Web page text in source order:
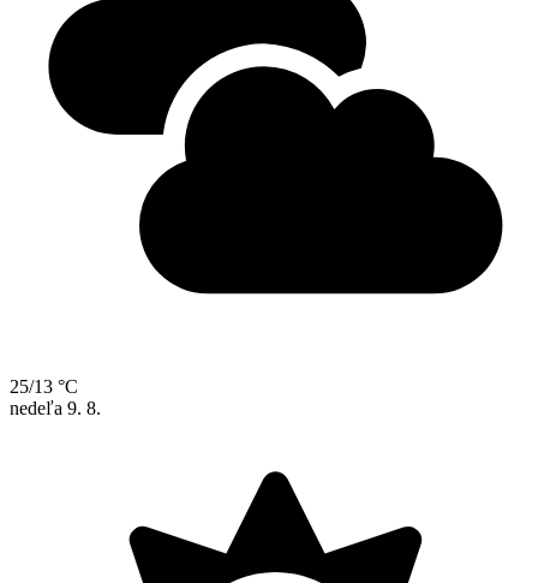
25/13 °C
nedeľa 9. 8.